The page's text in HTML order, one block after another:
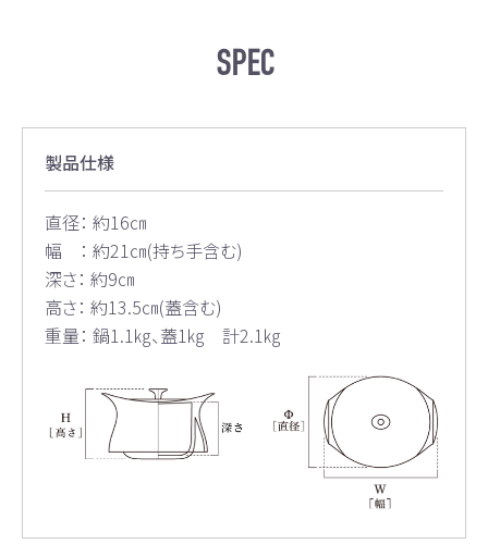
SPEC
製品仕様
直径： 約16㎝
幅 ： 約21㎝(持ち手含む)
深さ： 約9㎝
高さ： 約13.5㎝(蓋含む)
重量： 鍋1.1㎏、蓋1㎏ 計2.1㎏